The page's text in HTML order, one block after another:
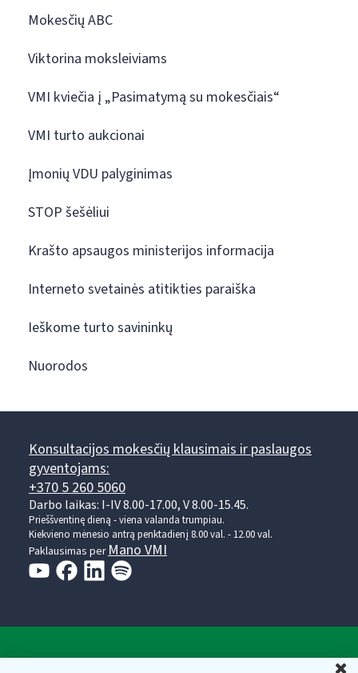
Mokesčių ABC
Viktorina moksleiviams
VMI kviečia į „Pasimatymą su mokesčiais“
VMI turto aukcionai
Įmonių VDU palyginimas
STOP šešėliui
Krašto apsaugos ministerijos informacija
Interneto svetainės atitikties paraiška
Ieškome turto savininkų
Nuorodos
Konsultacijos mokesčių klausimais ir paslaugos
gyventojams:
+370 5 260 5060
Darbo laikas: I-IV 8.00-17.00, V 8.00-15.45.
Prieššventinę dieną - viena valanda trumpiau.
Kiekvieno mėnesio antrą penktadienį 8.00 val. - 12.00 val.
Paklausimas per Mano VMI